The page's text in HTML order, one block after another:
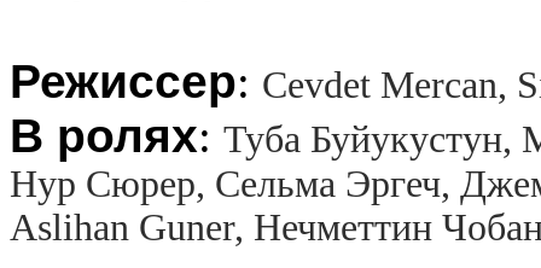
Режиссер: Cevdet Mercan,
В ролях: Туба Буйукустун,
Нур Сюрер, Сельма Эргеч,
Aslihan Guner, Нечметтин